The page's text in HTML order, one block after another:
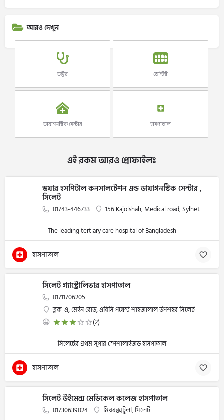
আরও দেখুন
ডক্টর ডেন্টিস্ট
ডায়াগনস্টিক সেন্টার হাসপাতাল
এই রকম আরও প্রোফাইলঃ
স্কয়ার হসপিটাল কনসালটেশন এন্ড ডায়াগনস্টিক সেন্টার ,
সিলেট
01743-446733
156 Kajolshah, Medical road, Sylhet
The leading tertiary care hospital of Bangladesh
হাসপাতাল
সিলেট গ্যাস্ট্রোলিভার হাসপাতাল
01711706205
ব্লক-এ, মেইন রোড, এবিসি পয়েন্ট শাহজালাল উপশহর সিলেট
(2)
সিলেটের প্রথম সুপার স্পেশালাইজড হাসপাতাল
হাসপাতাল
সিলেট উইমেন্স মেডিকেল কলেজ হাসপাতাল
01730639024 মিরবক্সটুলা, সিলেট